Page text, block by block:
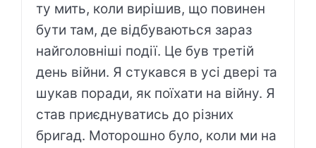
ту мить, коли вирішив, що повинен
бути там, де відбуваються зараз
найголовніші події. Це був третій
день війни. Я стукався в усі двері та
шукав поради, як поїхати на війну. Я
став приєднуватись до різних
бригад. Моторошно було, коли ми на